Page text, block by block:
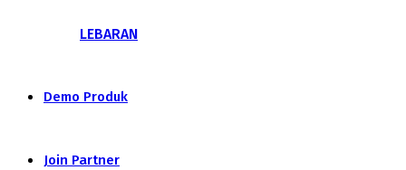
LEBARAN
Demo Produk
Join Partner